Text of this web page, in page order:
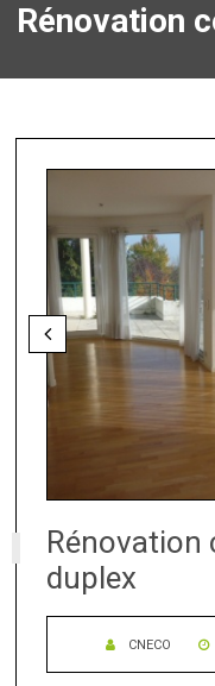
Rénovation
Rénovation
duplex
CNECO